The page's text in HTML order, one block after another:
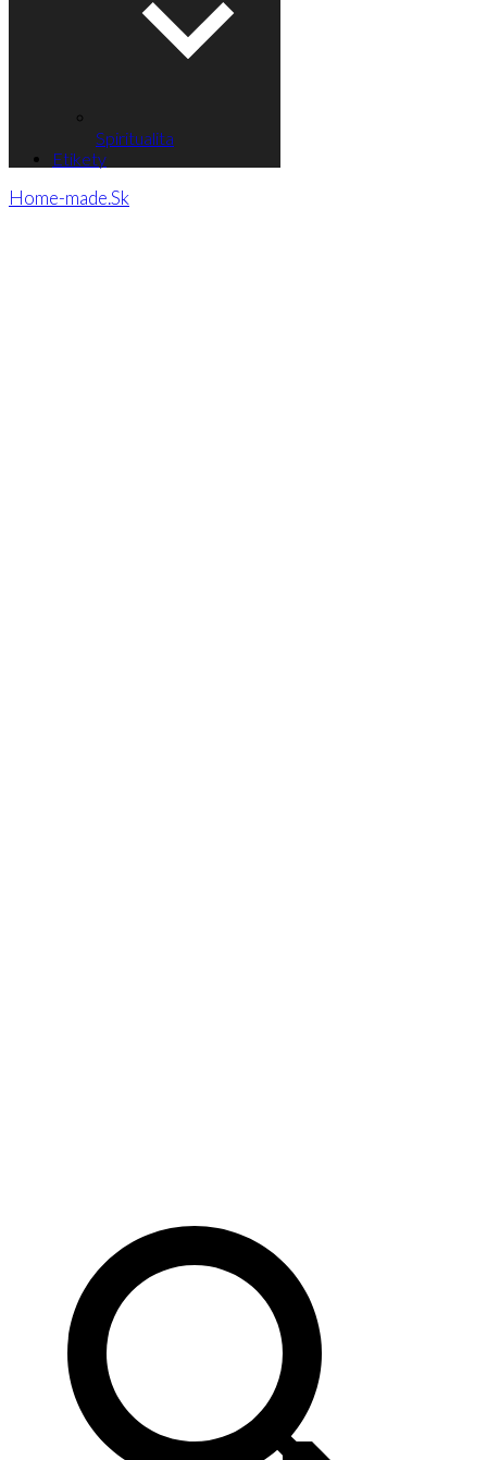
Spiritualita
Etikety
Home-made.Sk